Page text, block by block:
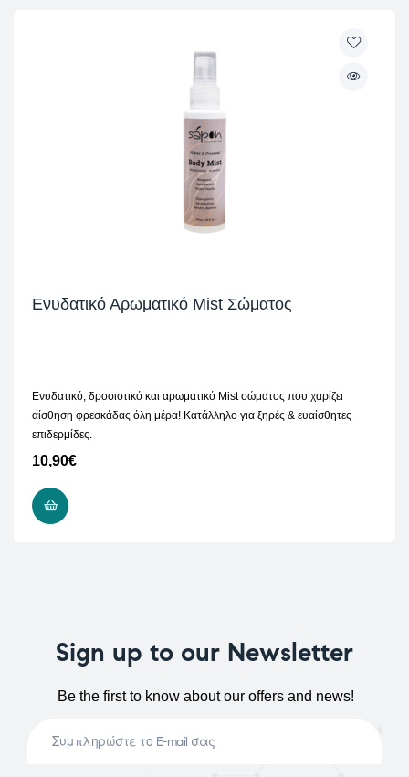
Ενυδατικό Αρωματικό Mist Σώματος
Ενυδατικό, δροσιστικό και αρωματικό Mist σώματος που χαρίζει
αίσθηση φρεσκάδας όλη μέρα! Κατάλληλο για ξηρές & ευαίσθητες
επιδερμίδες.
10,90€
Sign up to our Newsletter
Be the first to know about our offers and news!